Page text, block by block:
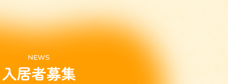
NEWS
入居者募集